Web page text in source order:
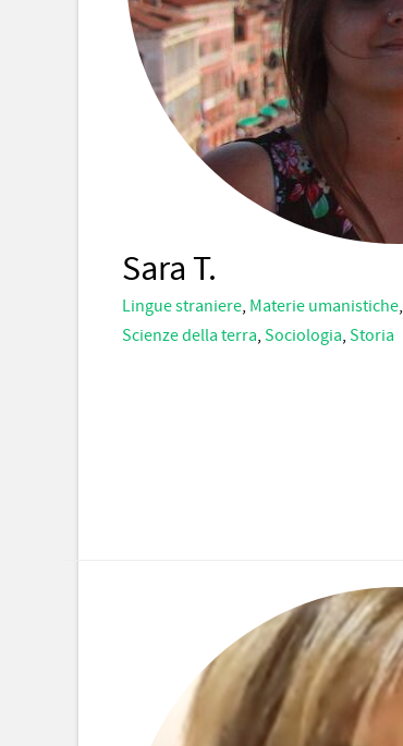
Sara T.
Lingue straniere, Materie umanistiche,
Scienze della terra, Sociologia, Storia